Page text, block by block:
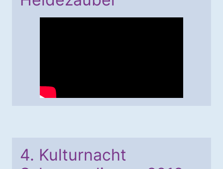
4. Kulturnacht